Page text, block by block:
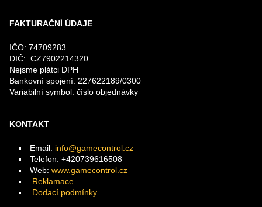
FAKTURAČNÍ ÚDAJE
IČO: 74709283
DIČ: CZ7902214320
Nejsme plátci DPH
Bankovní spojení: 227622189/0300
Variabilní symbol: číslo objednávky
KONTAKT
Email: info@gamecontrol.cz
Telefon: +420739616508
Web: www.gamecontrol.cz
Reklamace
Dodací podmínky